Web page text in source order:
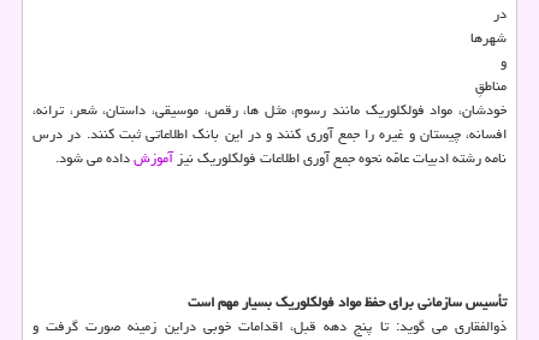
در
شهرها
و
مناطقِ
خودشان، مواد فولکلوریک مانند رسوم، مثل ها، رقص، موسیقی، داستان، شعر، ترانه،
افسانه، چیستان و غیره را جمع آوری کنند و در این بانک اطلاعاتی ثبت کنند. در درس
نامه رشته ادبیات عامّه نحوه جمع آوری اطلاعات فولکلوریک نیزآموزشداده می شود.
تأسیس سازمانی برای حفظ مواد فولکلوریک بسیار مهم است
ذوالفقاری می گوید: تا پنج دهه قبل، اقدامات خوبی دراین زمینه صورت گرفت و